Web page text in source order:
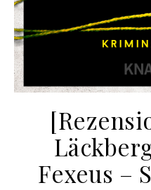
Fexeus –